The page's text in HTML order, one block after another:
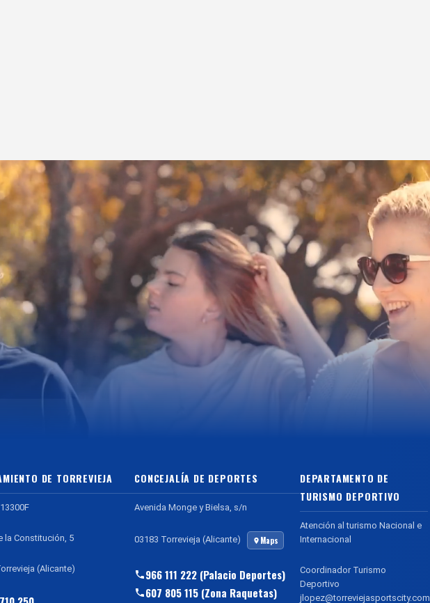
DE TORREVIEJA
la Constitución, 5
(Alicante)
CONCEJALÍA DE DEPORTES
Avenida Monge y Bielsa, s/n
03183 Torrevieja (Alicante) Maps
966 111 222 (Palacio Deportes)
607 805 115 (Zona Raquetas)
DEPARTAMENTO DE
TURISMO DEPORTIVO
Atención al turismo Nacional e
Internacional
Coordinador Turismo
Deportivo
jlopez@torreviejasportscity.com